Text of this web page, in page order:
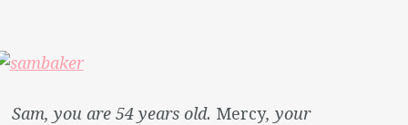
Sam, you are 54 years old. Mercy, your